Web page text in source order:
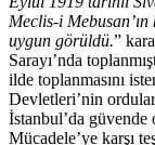
Meclis-i
uygun görüldü.”
Sarayı’nda
ilde toplanmasını
Devletleri’nin
İstanbul’da güvende
Mücadele’ye karşı